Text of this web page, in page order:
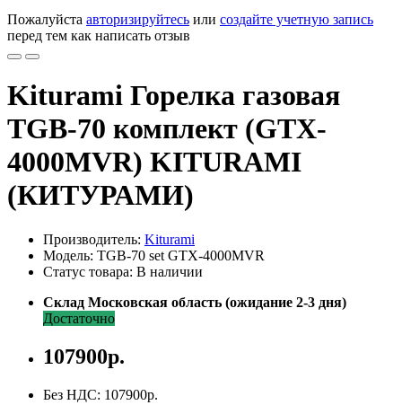
Пожалуйста авторизируйтесь или создайте учетную запись
перед тем как написать отзыв
Kiturami Горелка газовая
TGB-70 комплект (GTX-
4000MVR) KITURAMI
(КИТУРАМИ)
Производитель: Kiturami
Модель: TGB-70 set GTX-4000MVR
Статус товара: В наличии
Склад Московская область (ожидание 2-3 дня)
Достаточно
107900р.
Без НДС: 107900р.